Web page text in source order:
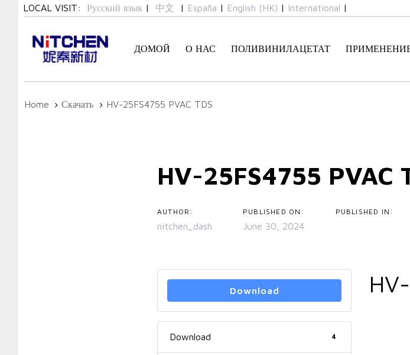
navigation
content
LOCAL VISIT: Русский язык | 中文 | España | English (HK) | International |
ДОМОЙ О НАС ПОЛИВИНИЛАЦЕТАТ
Home Скачать HV-25FS4755 PVAC TDS
HV-25FS4755 PVAC
AUTHOR:
nitchen_dash
PUBLISHED ON:
June 30, 2024
PUBLISHED IN:
Download
Download 4